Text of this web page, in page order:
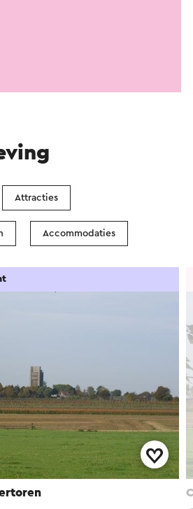
Attracties
Accommodaties